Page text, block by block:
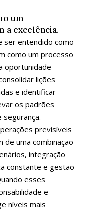
um
a excelência.
ser entendido como
como um processo
oportunidade
lições
e identificar
os padrões
segurança.
previsíveis
de uma combinação
integração
constante e gestão
esses
e
níveis mais